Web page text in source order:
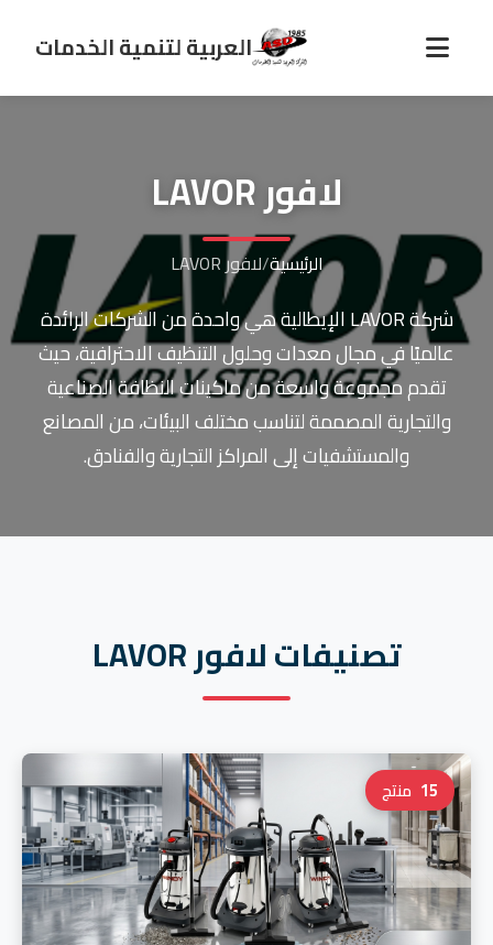
العربية لتنمية الخدمات
لافور LAVOR
الرئيسية/لافور LAVOR
شركة LAVOR الإيطالية هي واحدة من الشركات الرائدة
عالميًا في مجال معدات وحلول التنظيف الاحترافية، حيث
تقدم مجموعة واسعة من ماكينات النظافة الصناعية
والتجارية المصممة لتناسب مختلف البيئات، من المصانع
والمستشفيات إلى المراكز التجارية والفنادق.
تصنيفات لافور LAVOR
15 منتج